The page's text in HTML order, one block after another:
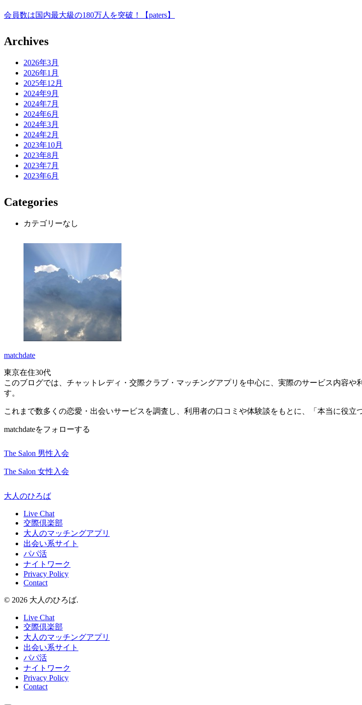
会員数は国内最大級の180万人を突破！【paters】
Archives
2026年3月
2026年1月
2025年12月
2024年9月
2024年7月
2024年6月
2024年3月
2024年2月
2023年10月
2023年8月
2023年7月
2023年6月
Categories
カテゴリーなし
matchdate
東京在住30代
このブログでは、チャットレディ・交際クラブ・マッチングアプリを中心に、実際のサービス内容
す。
これまで数多くの恋愛・出会いサービスを調査し、利用者の口コミや体験談をもとに、「本当に役立
matchdateをフォローする
The Salon 男性入会
The Salon 女性入会
大人のひろば
Live Chat
交際倶楽部
大人のマッチングアプリ
出会い系サイト
パパ活
ナイトワーク
Privacy Policy
Contact
© 2026 大人のひろば.
Live Chat
交際倶楽部
大人のマッチングアプリ
出会い系サイト
パパ活
ナイトワーク
Privacy Policy
Contact